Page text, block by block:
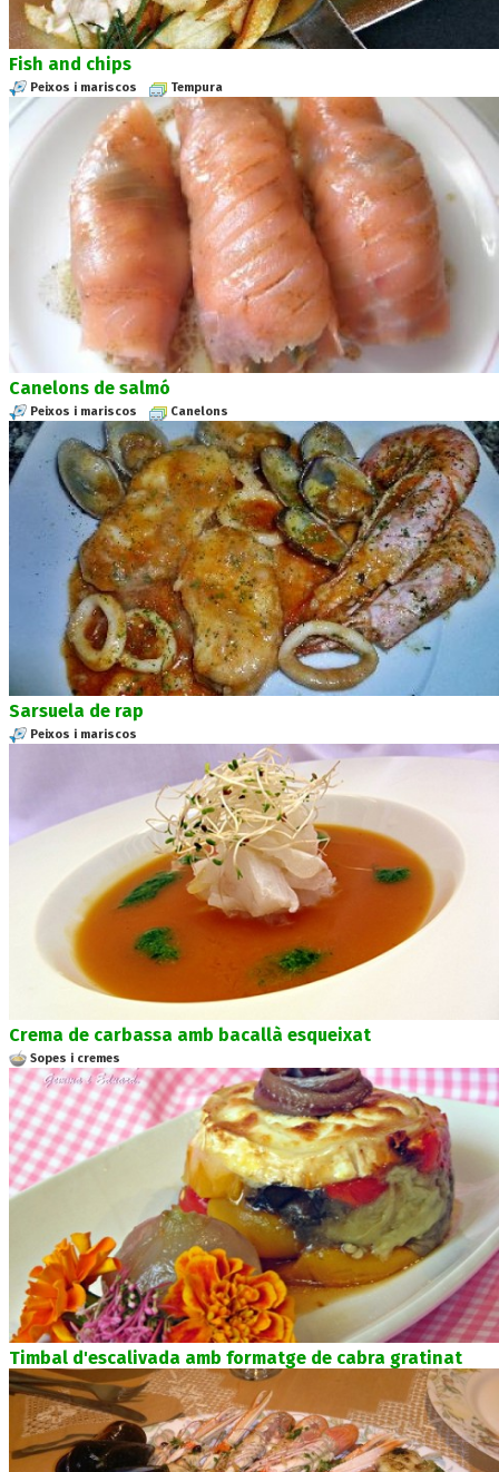
Fish and chips
Peixos i mariscos Tempura
Canelons de salmó
Peixos i mariscos Canelons
Sarsuela de rap
Peixos i mariscos
Crema de carbassa amb bacallà esqueixat
Sopes i cremes
Timbal d'escalivada amb formatge de cabra gratinat